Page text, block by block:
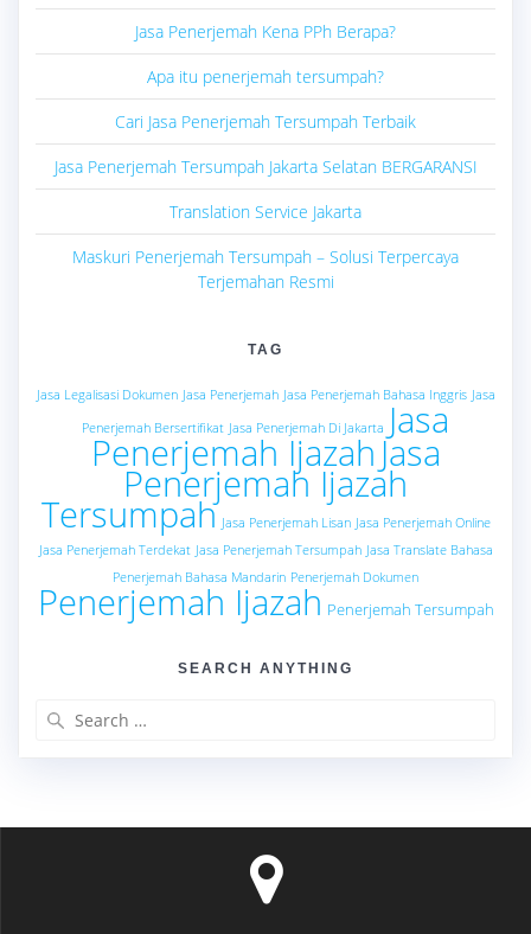
Jasa Penerjemah Kena PPh Berapa?
Apa itu penerjemah tersumpah?
Cari Jasa Penerjemah Tersumpah Terbaik
Jasa Penerjemah Tersumpah Jakarta Selatan BERGARANSI
Translation Service Jakarta
Maskuri Penerjemah Tersumpah – Solusi Terpercaya
Terjemahan Resmi
TAG
Jasa Legalisasi Dokumen Jasa Penerjemah Jasa Penerjemah Bahasa Inggris Jasa
Penerjemah Bersertifikat Jasa Penerjemah Di Jakarta Jasa
Penerjemah Ijazah Jasa
Penerjemah Ijazah
Tersumpah Jasa Penerjemah Lisan Jasa Penerjemah Online
Jasa Penerjemah Terdekat Jasa Penerjemah Tersumpah Jasa Translate Bahasa
Penerjemah Bahasa Mandarin Penerjemah Dokumen
Penerjemah Ijazah Penerjemah Tersumpah
SEARCH ANYTHING